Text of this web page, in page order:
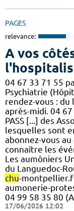
PAGES
relevance:
A vos
04 67 33 71 55
Psychiatrie
rendez-vous :
après-midi. 04 67
PASS [...] des
lesquelles sont
abonnez-vous
connaître les
Les aumôniers
du Languedoc-
chu-
aumonerie-
04 99 58 35 80
17/06/2026 12:02